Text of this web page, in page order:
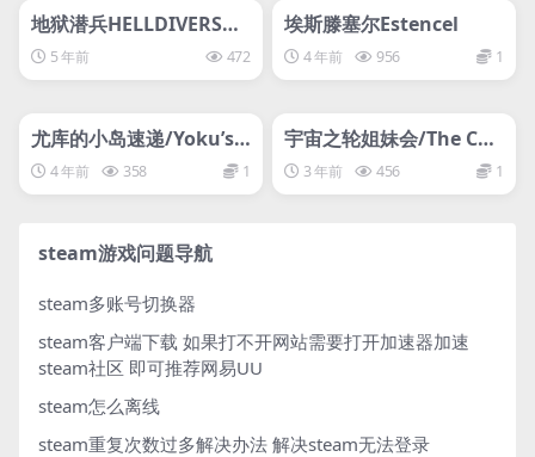
svip专属
地狱潜兵HELLDIVERS™
Dive Harder Edition绝
地潜兵
5 年前 472
svip专属
埃斯滕塞尔Estencel
4 年前 956 1
svip专属
尤库的小岛速递/Yoku’s I
sland Express
4 年前 358 1
svip专属
宇宙之轮姐妹会/The Cos
mic Wheel Sisterhood
3 年前 456 1
steam游戏问题导航
steam多账号切换器
steam客户端下载 如果打不开网站需要打开加速器加速
steam社区 即可推荐网易UU
steam怎么离线
steam重复次数过多解决办法 解决steam无法登录